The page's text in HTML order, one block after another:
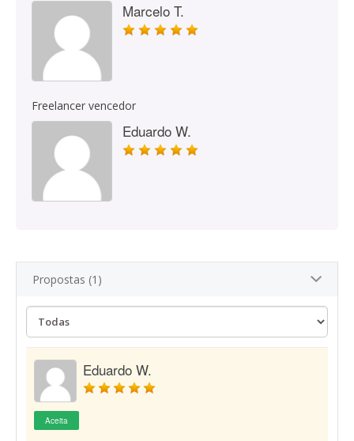
Marcelo T.
Freelancer vencedor
Eduardo W.
Propostas (1)
Eduardo W.
Aceita